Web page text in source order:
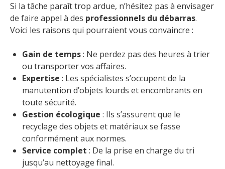
Si la tâche paraît trop ardue, n’hésitez pas à envisager
de faire appel à des professionnels du débarras.
Voici les raisons qui pourraient vous convaincre :
Gain de temps: Ne perdez pas des heures à trier
ou transporter vos affaires.
Expertise : Les spécialistes s’occupent de la
manutention d’objets lourds et encombrants en
toute sécurité.
Gestion écologique : Ils s’assurent que le
recyclage des objets et matériaux se fasse
conformément aux normes.
Service complet : De la prise en charge du tri
jusqu’au nettoyage final.